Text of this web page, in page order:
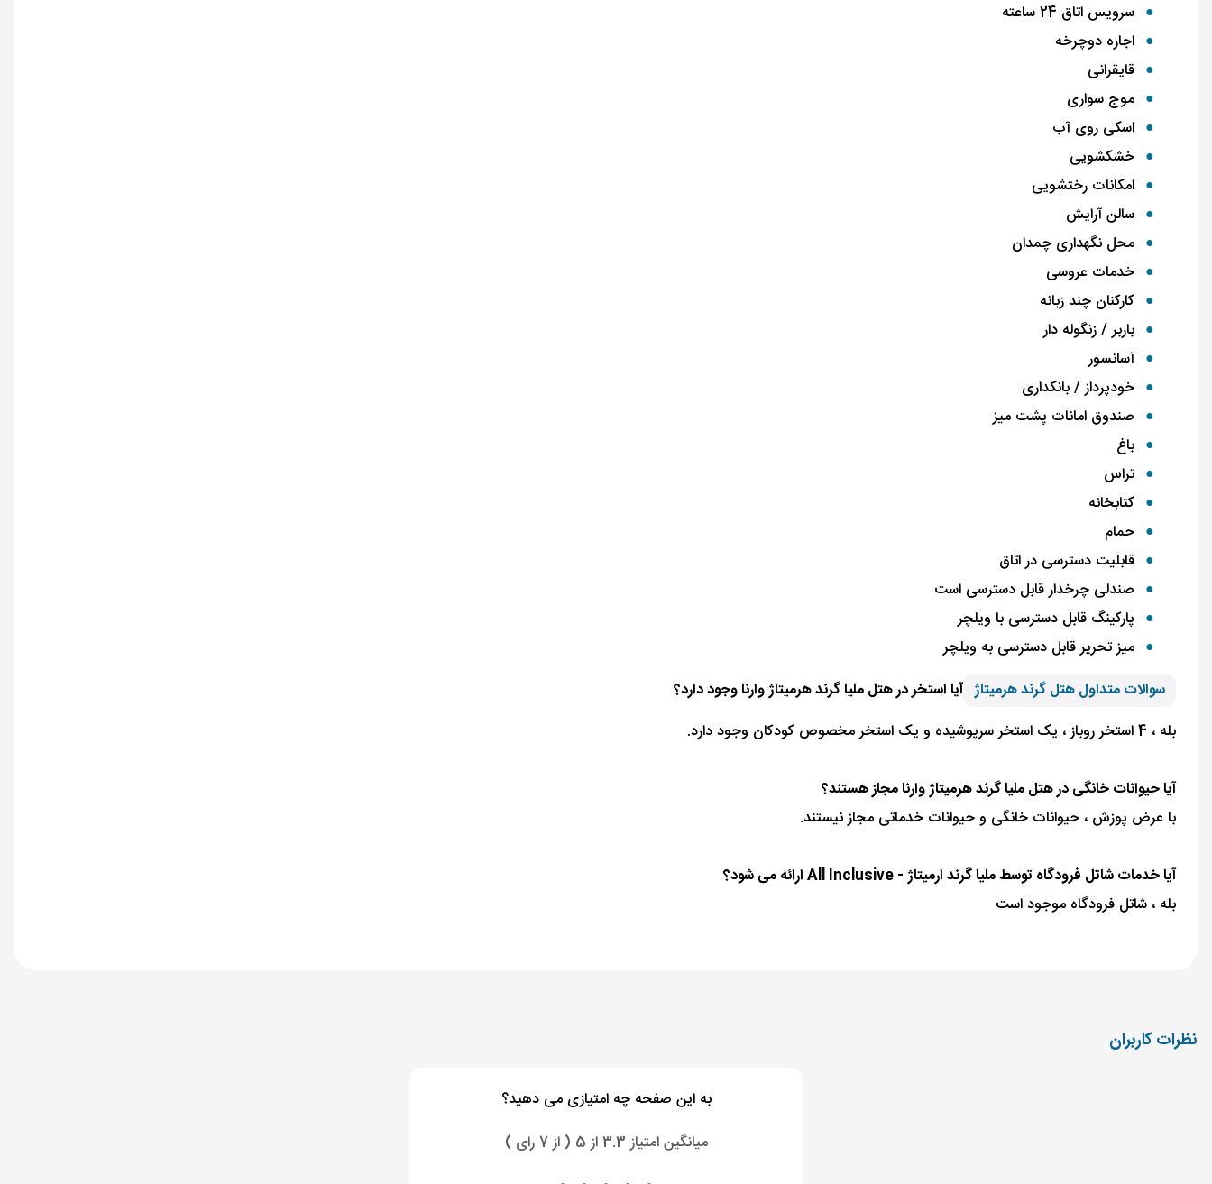
سرویس اتاق 24 ساعته
اجاره دوچرخه
قایقرانی
موج سواری
اسکی روی آب
خشکشویی
امکانات رختشویی
سالن آرایش
محل نگهداری چمدان
خدمات عروسی
کارکنان چند زبانه
باربر / زنگوله دار
آسانسور
خودپرداز / بانکداری
صندوق امانات پشت میز
باغ
تراس
کتابخانه
حمام
قابلیت دسترسی در اتاق
صندلی چرخدار قابل دسترسی است
پارکینگ قابل دسترسی با ویلچر
میز تحریر قابل دسترسی به ویلچر
سوالات متداول هتل گرند هرمیتاژ آیا استخر در هتل ملیا گرند هرمیتاژ وارنا وجود دارد؟
بله ، 4 استخر روباز ، یک استخر سرپوشیده و یک استخر مخصوص کودکان وجود دارد.
آیا حیوانات خانگی در هتل ملیا گرند هرمیتاژ وارنا مجاز هستند؟
با عرض پوزش ، حیوانات خانگی و حیوانات خدماتی مجاز نیستند.
آیا خدمات شاتل فرودگاه توسط ملیا گرند ارمیتاژ - All Inclusive ارائه می شود؟
بله ، شاتل فرودگاه موجود است
نظرات کاربران
به این صفحه چه امتیازی می دهید؟
میانگین امتیاز 3.3 از 5 ( از 7 رای )